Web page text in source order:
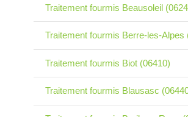
Traitement fourmis Beausoleil
Traitement fourmis Berre-les-Alpes
Traitement fourmis Biot (06410)
Traitement fourmis Blausasc